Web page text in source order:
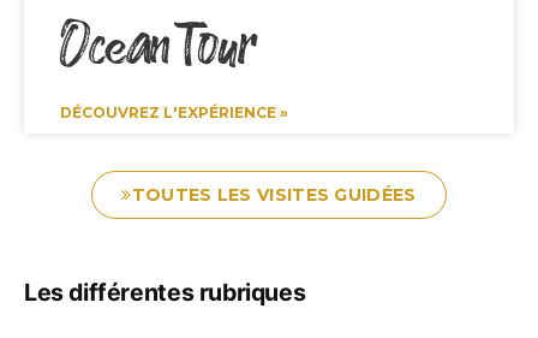
Ocean Tour
DÉCOUVREZ L'EXPÉRIENCE »
TOUTES LES VISITES GUIDÉES
Les différentes rubriques